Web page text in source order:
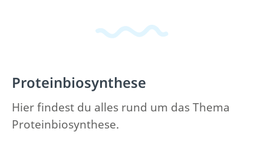
Proteinbiosynthese
Hier findest du alles rund um das Thema
Proteinbiosynthese.